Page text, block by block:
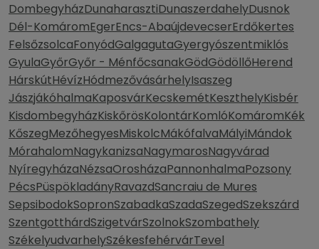
DombegyházDunaharasztiDunaszerdahelyDusnok
Dél-KomáromEgerEncs-AbaújdevecserErdőkertes
FelsőzsolcaFonyódGalgagutaGyergyószentmiklós
GyulaGyőrGyőr - MénfőcsanakGödGödöllőHerend
HárskútHévízHódmezővásárhelyIsaszeg
JászjákóhalmaKaposvárKecskemétKeszthelyKisbér
KisdombegyházKiskőrösKolontárKomlóKomáromKék
KőszegMezőhegyesMiskolcMákófalvaMályiMándok
MórahalomNagykanizsaNagymarosNagyvárad
NyíregyházaNézsaOrosházaPannonhalmaPozsony
PécsPüspökladányRavazdSancraiu de Mures
SepsibodokSopronSzabadkaSzadaSzegedSzekszárd
SzentgotthárdSzigetvárSzolnokSzombathely
SzékelyudvarhelySzékesfehérvárTevel